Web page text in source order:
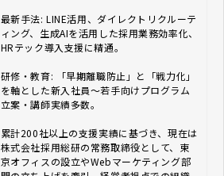
最新手法: LINE活用、ダイレクトリクルーテ
ィング、生成AIを活用した採用業務効率化、
HRテック導入支援に精通。
研修・教育: 「早期離職防止」と「戦力化」
を軸とした新入社員〜若手向けプログラム
立案・講師実績多数。
累計200社以上の支援実績に基づき、現在は
株式会社採用総研の常務取締役として、東
京オフィスの設立やWebマーケティング部